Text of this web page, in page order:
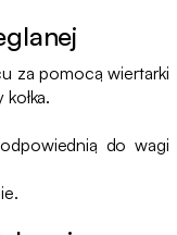
za pomocą wiertarki
do wagi